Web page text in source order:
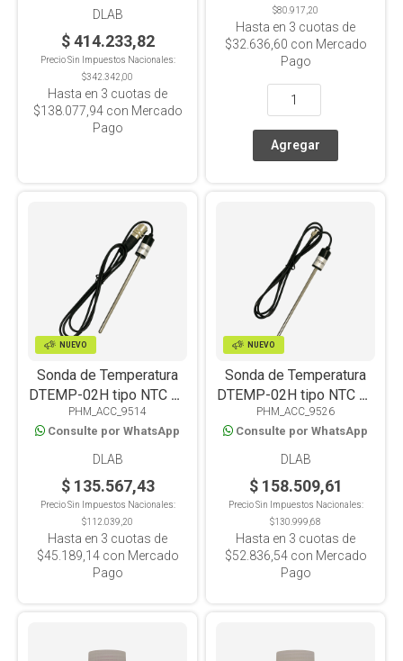
DLAB
$ 414.233,82
Precio Sin Impuestos Nacionales:
$342.342,00
Hasta en 3 cuotas de
$138.077,94con Mercado
Pago
$80.917,20
Hasta en 3 cuotas de
$32.636,60 con Mercado
Pago
NUEVO
Sonda de Temperatura
DTEMP-02H tipo NTC 10
10KΩ, Compatible con
Linea Portátil
PHM_ACC_9514
Consulte por WhatsApp
DLAB
$ 135.567,43
Precio Sin Impuestos Nacionales:
$112.039,20
Hasta en 3 cuotas de
$45.189,14con Mercado
Pago
NUEVO
Sonda de Temperatura
DTEMP-02H tipo NTC 10
10KΩ, Compatible con
Línea de mesada
PHM_ACC_9526
Consulte por WhatsApp
DLAB
$ 158.509,61
Precio Sin Impuestos Nacionales:
$130.999,68
Hasta en 3 cuotas de
$52.836,54con Mercado
Pago